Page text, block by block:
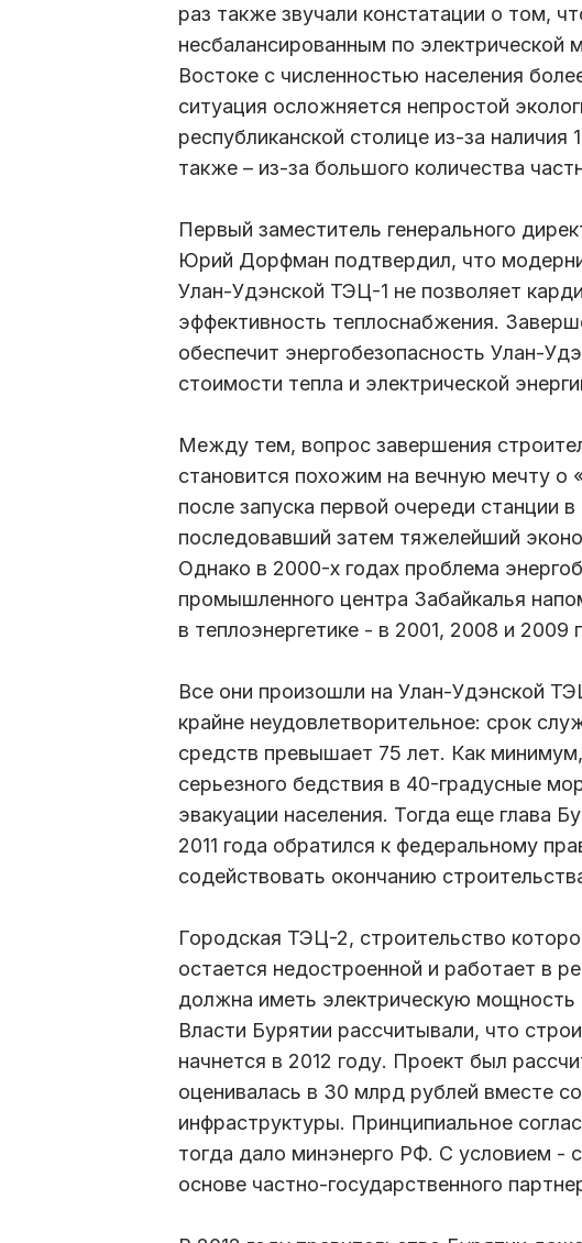
раз также звучали констатации о том,
несбалансированным по
Востоке с численностью населения
ситуация осложняется непростой
республиканской столице из-за наличия
также – из-за большого количества
Первый заместитель генерального
Юрий Дорфман подтвердил, что
Улан-Удэнской ТЭЦ-1 не позволяет
эффективность теплоснабжения.
обеспечит энергобезопасность Улан-
стоимости тепла и электрической
Между тем, вопрос завершения
становится похожим на вечную мечту о
после запуска первой очереди станции
последовавший затем тяжелейший
Однако в 2000-х годах проблема
промышленного центра Забайкалья
в теплоэнергетике - в 2001, 2008 и 2009
Все они произошли на Улан-Удэнской
крайне неудовлетворительное: срок
средств превышает 75 лет. Как
серьезного бедствия в 40-градусные
эвакуации населения. Тогда еще глава
2011 года обратился к федеральному
содействовать окончанию
Городская ТЭЦ-2, строительство
остается недостроенной и работает в
должна иметь электрическую
Власти Бурятии рассчитывали, что
начнется в 2012 году. Проект был
оценивалась в 30 млрд рублей вместе
инфраструктуры. Принципиальное
тогда дало минэнерго РФ. С условием -
основе частно-государственного